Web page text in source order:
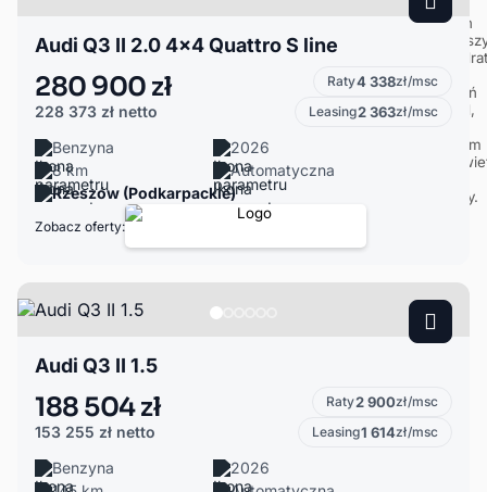
Audi Q3 II 2.0 4x4 Quattro S line
280 900 zł
228 373 zł netto
Raty4 338zł/msc
Leasing2 363zł/msc
Benzyna
2026
8 km
Automatyczna
Rzeszów (Podkarpackie)
Zobacz oferty:
Audi Q3 II 1.5
188 504 zł
153 255 zł netto
Raty2 900zł/msc
Leasing1 614zł/msc
Benzyna
2026